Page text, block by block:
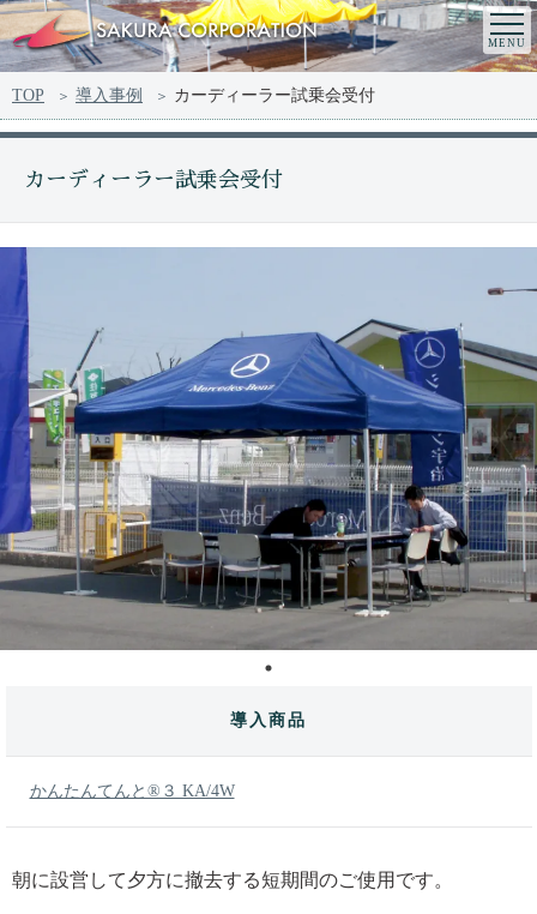
TOP 導入事例 カーディーラー試乗会受付
カーディーラー試乗会受付
導入商品
かんたんてんと®３ KA/4W
朝に設営して夕方に撤去する短期間のご使用です。